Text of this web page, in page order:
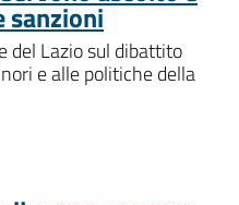
sanzioni
del Lazio sul dibattito
e alle politiche della